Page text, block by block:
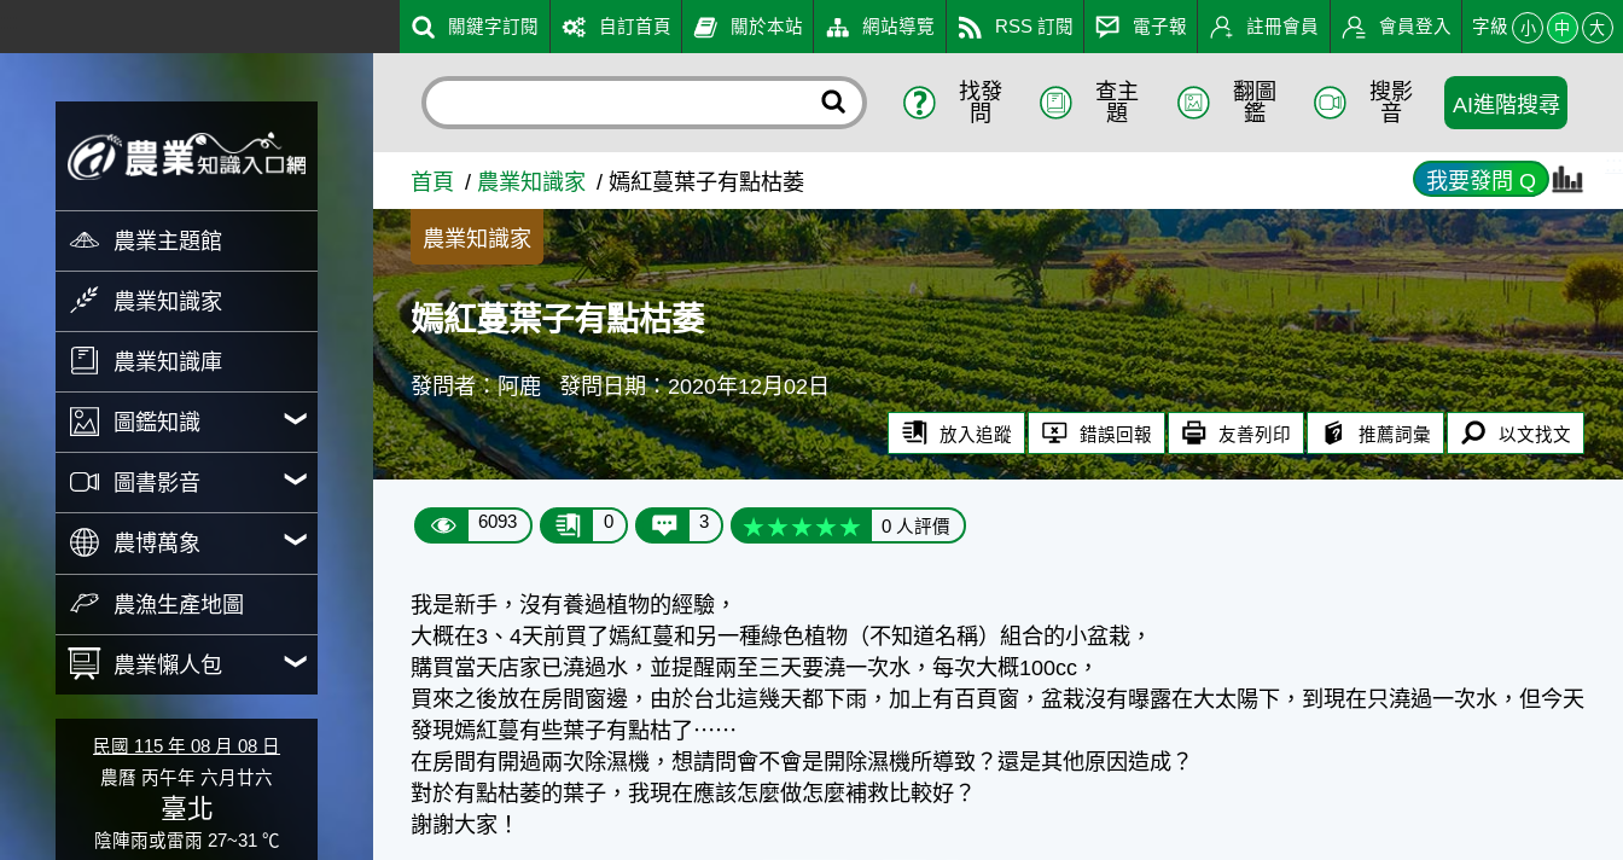
嫣紅蔓葉子有點枯萎 - 農業知識入口網
農業主題館
農業知識家
農業知識庫
圖鑑知識
圖書影音
農博萬象
農漁生產地圖
農業懶人包
民國 115 年 08 月 08 日
農曆 丙午年 六月廿六
臺北
陰陣雨或雷雨 27~31 ℃
關鍵字訂閱 自訂首頁 關於本站 網站導覽 RSS 訂閱 電子報 註冊會員 會員登入 字級 小 中 大
找發
問
查主
題
翻圖
鑑
搜影
音
AI進階搜尋
首頁 農業知識家 嫣紅蔓葉子有點枯萎 我要發問 Q
農業知識家
嫣紅蔓葉子有點枯萎
發問者：阿鹿 發問日期：2020年12月02日
放入追蹤 錯誤回報 友善列印 推薦詞彙 以文找文
6093 0 3 0 人評價
我是新手，沒有養過植物的經驗，
大概在3、4天前買了嫣紅蔓和另一種綠色植物（不知道名稱）組合的小盆栽，
購買當天店家已澆過水，並提醒兩至三天要澆一次水，每次大概100cc，
買來之後放在房間窗邊，由於台北這幾天都下雨，加上有百頁窗，盆栽沒有曝露在大太陽下，到現在只澆過一次水，但今天
發現嫣紅蔓有些葉子有點枯了⋯⋯
在房間有開過兩次除濕機，想請問會不會是開除濕機所導致？還是其他原因造成？
對於有點枯萎的葉子，我現在應該怎麼做怎麼補救比較好？
謝謝大家！